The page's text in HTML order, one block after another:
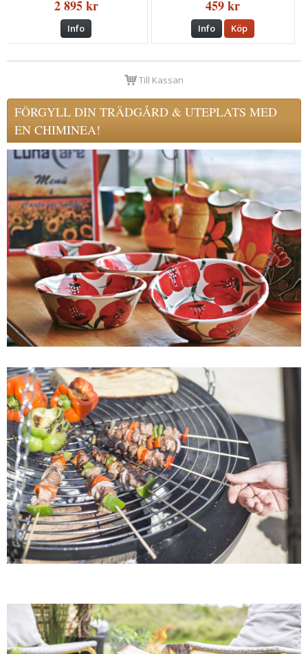
2 895 kr
Info
459 kr
Info Köp
Till Kassan
FÖRGYLL DIN TRÄDGÅRD & UTEPLATS MED
EN CHIMINEA!